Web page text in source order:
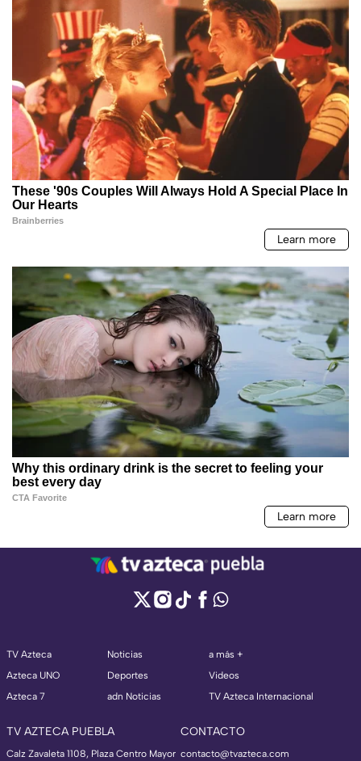
TV Azteca
Azteca UNO
Azteca 7
Noticias
Deportes
adn Noticias
a más +
Videos
TV Azteca Internacional
TV AZTECA PUEBLA
Calz Zavaleta 1108, Plaza Centro Mayor
CONTACTO
contacto@tvazteca.com